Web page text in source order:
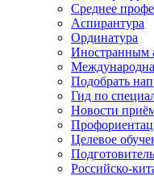
Среднее
Аспирантура
Ординатура
Иностранным
Подобрать
Гид по
Новости
Целевое
Российско-